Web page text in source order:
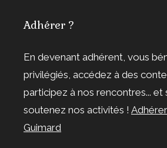
Adhérer ?
En devenant adhérent, vous
privilégiés, accédez à des
participez à nos rencontres... et
soutenez nos activités !
Guimard